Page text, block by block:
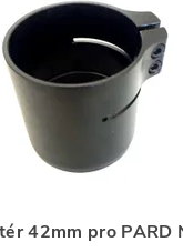
42mm pro PARD